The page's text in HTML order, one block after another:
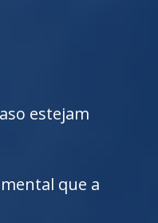
estejam
que a